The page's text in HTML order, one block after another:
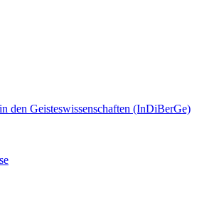
den Geisteswissenschaften (InDiBerGe)